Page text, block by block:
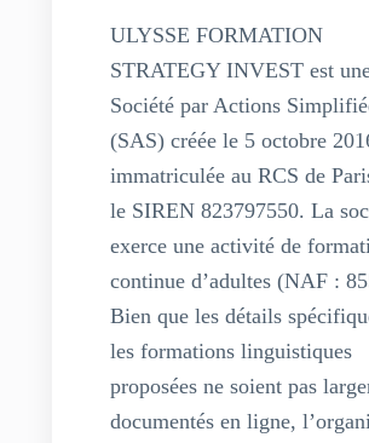
ULYSSE FORMATION
STRATEGY INVEST est
Société par Actions
(SAS) créée le 5 octobre
immatriculée au RCS de
le SIREN 823797550. La
exerce une activité de
continue d’adultes (NAF :
Bien que les détails
les formations linguistiques
proposées ne soient pas
documentés en ligne,